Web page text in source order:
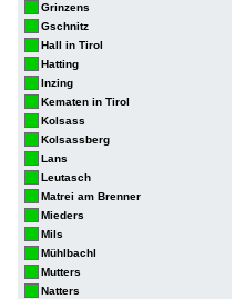
Grinzens
Gschnitz
Hall in Tirol
Hatting
Inzing
Kematen in Tirol
Kolsass
Kolsassberg
Lans
Leutasch
Matrei am Brenner
Mieders
Mils
Mühlbachl
Mutters
Natters